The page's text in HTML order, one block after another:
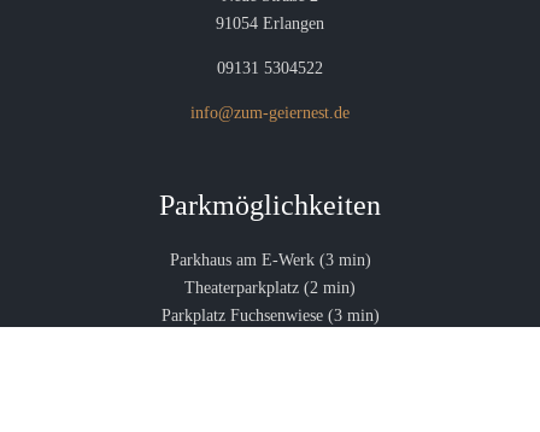
91054 Erlangen
09131 5304522
info@zum-geiernest.de
Parkmöglichkeiten
Parkhaus am E-Werk (3 min)
Theaterparkplatz (2 min)
Parkplatz Fuchsenwiese (3 min)